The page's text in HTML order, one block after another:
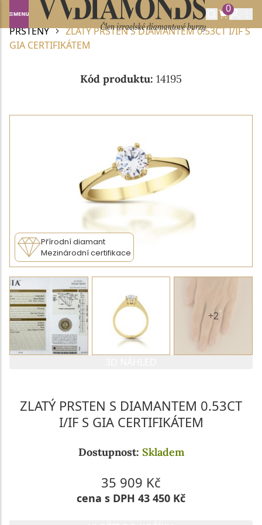
0
Domů DIAMANTOVÉ ŠPERKY
DIAMANTOVÉ
PRSTENY
ZLATÝ PRSTEN S DIAMANTEM 0.53CT I/IF S
GIA CERTIFIKÁTEM
Kód produktu: 14195
Přírodní diamant
Mezinárodní certifikace
+2
ZLATÝ PRSTEN S DIAMANTEM 0.53CT
I/IF S GIA CERTIFIKÁTEM
Dostupnost: Skladem
35 909 Kč
cena s DPH 43 450 Kč